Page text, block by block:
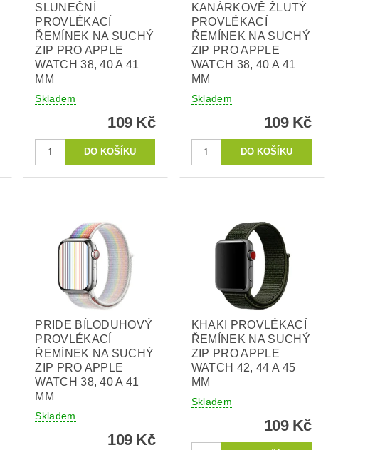
SLUNEČNÍ
PROVLÉKACÍ
ŘEMÍNEK NA SUCHÝ
ZIP PRO APPLE
WATCH 38, 40 A 41
MM
Skladem
109 Kč
KANÁRKOVĚ ŽLUTÝ
PROVLÉKACÍ
ŘEMÍNEK NA SUCHÝ
ZIP PRO APPLE
WATCH 38, 40 A 41
MM
Skladem
109 Kč
PRIDE BÍLODUHOVÝ
PROVLÉKACÍ
ŘEMÍNEK NA SUCHÝ
ZIP PRO APPLE
WATCH 38, 40 A 41
MM
Skladem
109 Kč
KHAKI PROVLÉKACÍ
ŘEMÍNEK NA SUCHÝ
ZIP PRO APPLE
WATCH 42, 44 A 45
MM
Skladem
109 Kč